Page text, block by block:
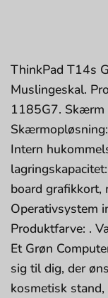
ThinkPad T14s
Muslingeskal.
1185G7. Skærm
Intern
board grafikkort,
Operativsystem
Produktfarve: .
Et Grøn
sig til dig, der
kosmetisk